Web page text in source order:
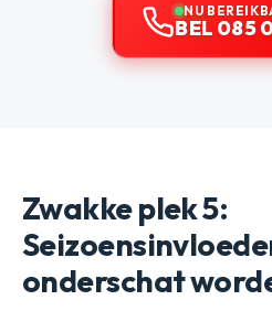
NU
BEL 085
Zwakke plek 5:
onderschat